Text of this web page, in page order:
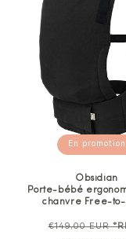
En promotion
Obsidian
Porte-bébé
chanvre Free-to-
Prix
€149,00 EUR